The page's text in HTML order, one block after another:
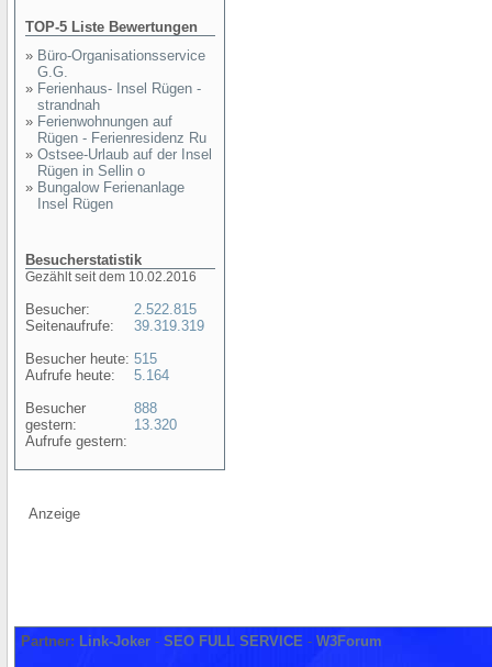
TOP-5 Liste Bewertungen
» Büro-Organisationsservice
G.G.
» Ferienhaus- Insel Rügen -
strandnah
» Ferienwohnungen auf
Rügen - Ferienresidenz Ru
» Ostsee-Urlaub auf der Insel
Rügen in Sellin o
» Bungalow Ferienanlage
Insel Rügen
Besucherstatistik
Gezählt seit dem 10.02.2016
Besucher:
Seitenaufrufe:
Besucher heute:
Aufrufe heute:
Besucher
gestern:
Aufrufe gestern:
2.522.815
39.319.319
515
5.164
888
13.320
Anzeige
Partner: Link-Joker - SEO FULL SERVICE - W3Forum